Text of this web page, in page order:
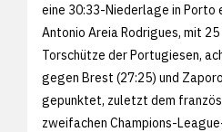
eine 30:33-Niederlage in Porto
Antonio Areia Rodrigues, mit
Torschütze der Portugiesen,
gegen Brest (27:25) und
gepunktet, zuletzt dem
zweifachen Champions-